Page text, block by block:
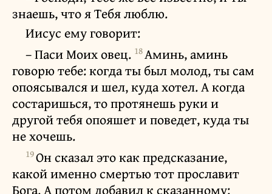
знаешь, что я Тебя люблю.
Иисус ему говорит:
– Паси Моих овец. 18Аминь, аминь
говорю тебе: когда ты был молод, ты сам
опоясывался и шел, куда хотел. А когда
состаришься, то протянешь руки и
другой тебя опояшет и поведет, куда ты
не хочешь.
19Он сказал это как предсказание,
какой именно смертью тот прославит
Бога. А потом добавил к сказанному: